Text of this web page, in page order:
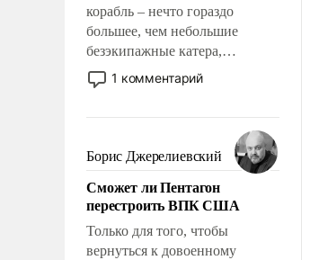
корабль – нечто гораздо
большее, чем небольшие
безэкипажные катера,
применение которых уже
стало обыденностью. Задача по
сложна и амбициозна. Однако
и ее реализация радикально
поднимет наши боевые
возможности.
1 комментарий
Борис Джерелиевский
Сможет ли Пентагон
перестроить ВПК США
Только для того, чтобы
вернуться к довоенному